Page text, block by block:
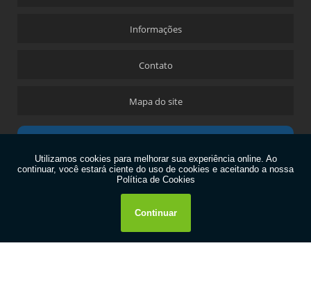
Informações
Contato
Mapa do site
Copyright © Plásticos Araken LTDA. Embalagens Plásticas (Lei 9610 de 19/02/1998)
W3C